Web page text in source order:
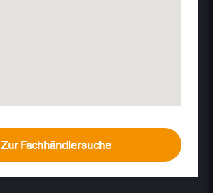
Zur Fachhändlersuche